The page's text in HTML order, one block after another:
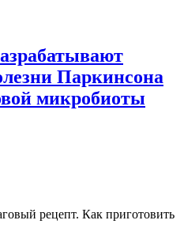
Паркинсона
микробиоты
рецепт. Как приготовить